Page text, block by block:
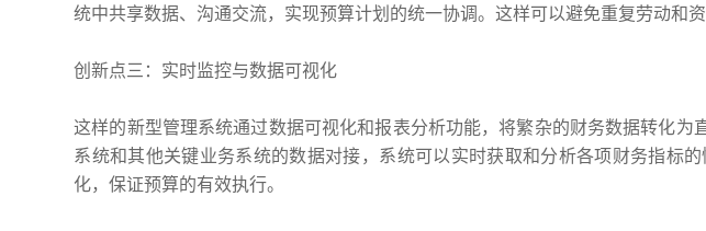
统中共享数据、沟通交流，实现预算计划的统一协调。这样可以避免重复劳动和
创新点三：实时监控与数据可视化
这样的新型管理系统通过数据可视化和报表分析功能，将繁杂的财务数据转化
系统和其他关键业务系统的数据对接，系统可以实时获取和分析各项财务指标
化，保证预算的有效执行。